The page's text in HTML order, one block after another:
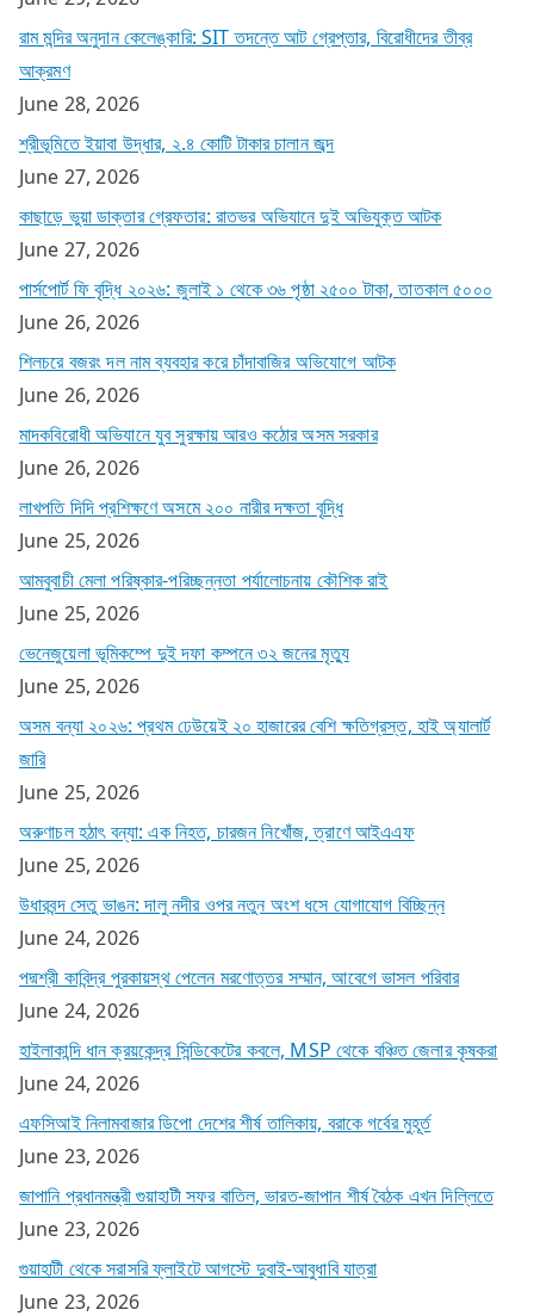
রাম মন্দির অনুদান কেলেঙ্কারি: SIT তদন্তে আট গ্রেপ্তার, বিরোধীদের তীব্র
আক্রমণ
June 28, 2026
শ্রীভূমিতে ইয়াবা উদ্ধার, ২.৪ কোটি টাকার চালান জব্দ
June 27, 2026
কাছাড়ে ভুয়া ডাক্তার গ্রেফতার: রাতভর অভিযানে দুই অভিযুক্ত আটক
June 27, 2026
পার্সপোর্ট ফি বৃদ্ধি ২০২৬: জুলাই ১ থেকে ৩৬ পৃষ্ঠা ২৫০০ টাকা, তাতকাল ৫০০০
June 26, 2026
শিলচরে বজরং দল নাম ব্যবহার করে চাঁদাবাজির অভিযোগে আটক
June 26, 2026
মাদকবিরোধী অভিযানে যুব সুরক্ষায় আরও কঠোর অসম সরকার
June 26, 2026
লাখপতি দিদি প্রশিক্ষণে অসমে ২০০ নারীর দক্ষতা বৃদ্ধি
June 25, 2026
আমবুবাচী মেলা পরিষ্কার-পরিচ্ছন্নতা পর্যালোচনায় কৌশিক রাই
June 25, 2026
ভেনেজুয়েলা ভূমিকম্পে দুই দফা কম্পনে ৩২ জনের মৃত্যু
June 25, 2026
অসম বন্যা ২০২৬: প্রথম ঢেউয়েই ২০ হাজারের বেশি ক্ষতিগ্রস্ত, হাই অ্যালার্ট
জারি
June 25, 2026
অরুণাচল হঠাৎ বন্যা: এক নিহত, চারজন নিখোঁজ, ত্রাণে আইএএফ
June 25, 2026
উধারবন্দ সেতু ভাঙন: দালু নদীর ওপর নতুন অংশ ধসে যোগাযোগ বিচ্ছিন্ন
June 24, 2026
পদ্মশ্রী কাবিন্দ্র পুরকায়স্থ পেলেন মরণোত্তর সম্মান, আবেগে ভাসল পরিবার
June 24, 2026
হাইলাকান্দি ধান ক্রয়কেন্দ্র সিন্ডিকেটের কবলে, MSP থেকে বঞ্চিত জেলার কৃষকরা
June 24, 2026
এফসিআই নিলামবাজার ডিপো দেশের শীর্ষ তালিকায়, বরাকে গর্বের মুহূর্ত
June 23, 2026
জাপানি প্রধানমন্ত্রী গুয়াহাটী সফর বাতিল, ভারত-জাপান শীর্ষ বৈঠক এখন দিল্লিতে
June 23, 2026
গুয়াহাটী থেকে সরাসরি ফ্লাইটে আগস্টে দুবাই-আবুধাবি যাত্রা
June 23, 2026